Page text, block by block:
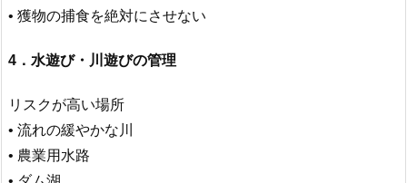
• 獲物の捕食を絶対にさせない
4．水遊び・川遊びの管理
リスクが高い場所
• 流れの緩やかな川
• 農業用水路